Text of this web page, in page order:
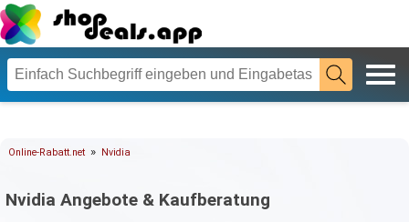
Online-Rabatt.net » Nvidia
Nvidia Angebote & Kaufberatung